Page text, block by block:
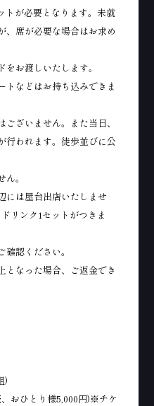
が必要となります。未就
、席が必要な場合はお求め
お渡しいたします。
などはお持ち込みできま
ざいません。また当日、
行われます。徒歩並びに公
。
は屋台出店いたしませ
リンク1セットがつきま
認ください。
なった場合、ご返金でき
)
おひとり様5,000円)※チケ